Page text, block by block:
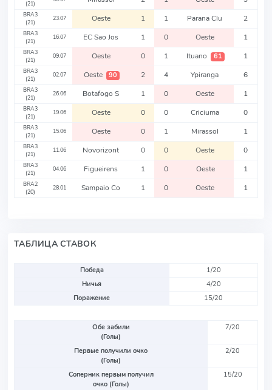
(21)
BRA3
(21)
23.07 Oeste 1 1 Parana Clu 2
BRA3
(21)
16.07 EC Sao Jos 1 0 Oeste 1
BRA3
(21)
09.07 Oeste 0 1 Ituano 61 1
BRA3
(21)
02.07 Oeste 90 2 4 Ypiranga 6
BRA3
(21)
26.06 Botafogo S 1 0 Oeste 1
BRA3
(21)
19.06 Oeste 0 0 Criciuma 0
BRA3
(21)
15.06 Oeste 0 1 Mirassol 1
BRA3
(21)
11.06 Novorizont 0 0 Oeste 0
BRA3
(21)
04.06 Figueirens 1 0 Oeste 1
BRA2
(20)
28.01 Sampaio Co 1 0 Oeste 1
ТАБЛИЦА СТАВОК
Победа
1/20
Ничья
4/20
Поражение
15/20
Обе забили
(Голы)
7/20
Первые получили очко
(Голы)
2/20
Соперник первым получил
очко (Голы)
15/20